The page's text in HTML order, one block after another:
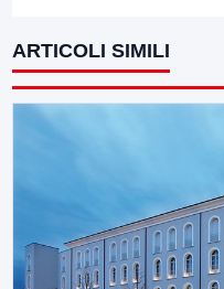
ARTICOLI SIMILI